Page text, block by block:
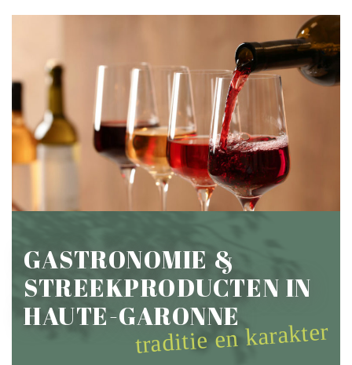
GASTRONOMIE &
STREEKPRODUCTEN IN
HAUTE-GARONNE
traditie en karakter